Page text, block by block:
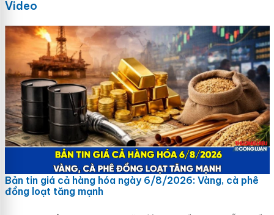
Video
Bản tin giá cả hàng hóa ngày 6/8/2026: Vàng, cà phê
đồng loạt tăng mạnh